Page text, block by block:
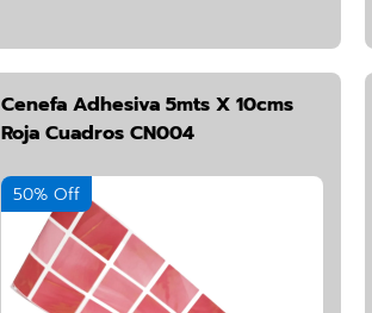
Cenefa Adhesiva 5mts X 10cms
Roja Cuadros CN004
50% Off